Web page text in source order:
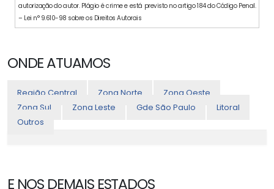
autorização do autor. Plágio é crime e está previsto no artigo 184 do Código Penal.
– Lei n° 9.610-98 sobre os Direitos Autorais
ONDE ATUAMOS
Região Central Zona Norte
Zona Oeste
Zona Sul
Zona Leste Gde São Paulo
Litoral
Outros
E NOS DEMAIS ESTADOS